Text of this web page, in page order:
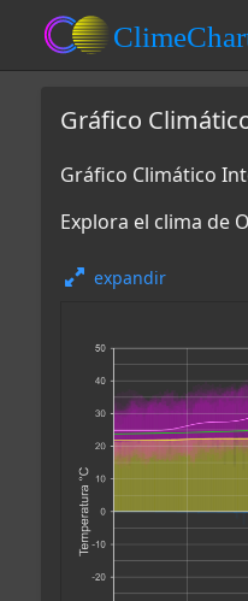
Gráfico
Gráfico Climático
Explora el clima de
expandir